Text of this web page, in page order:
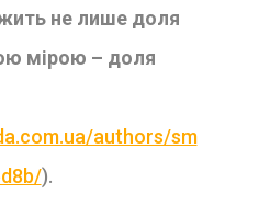
не лише доля
мірою – доля
authors/sm
).